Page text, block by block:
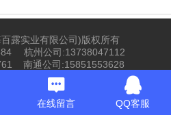
百露实业有限公司)版权所有
杭州公司:13738047112
南通公司:15851553628
:15601717470
提供技术支持
在线留言 QQ客服